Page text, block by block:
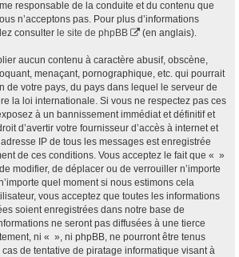
responsable de la conduite et du contenu que
n’acceptons pas. Pour plus d’informations
consulter le site de phpBB (en anglais).
aucun contenu à caractère abusif, obscène,
menaçant, pornographique, etc. qui pourrait
de votre pays, du pays dans lequel le serveur de
la loi internationale. Si vous ne respectez pas ces
à un bannissement immédiat et définitif et
d’avertir votre fournisseur d’accès à internet et
IP de tous les messages est enregistrée
de ces conditions. Vous acceptez le fait que « »
modifier, de déplacer ou de verrouiller n’importe
quel moment si nous estimons cela
vous acceptez que toutes les informations
soient enregistrées dans notre base de
ne seront pas diffusées à une tierce
ni « », ni phpBB, ne pourront être tenus
de tentative de piratage informatique visant à